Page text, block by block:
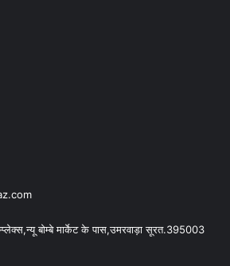
बोम्बे मार्केट के पास,उमरवाड़ा सूरत.395003